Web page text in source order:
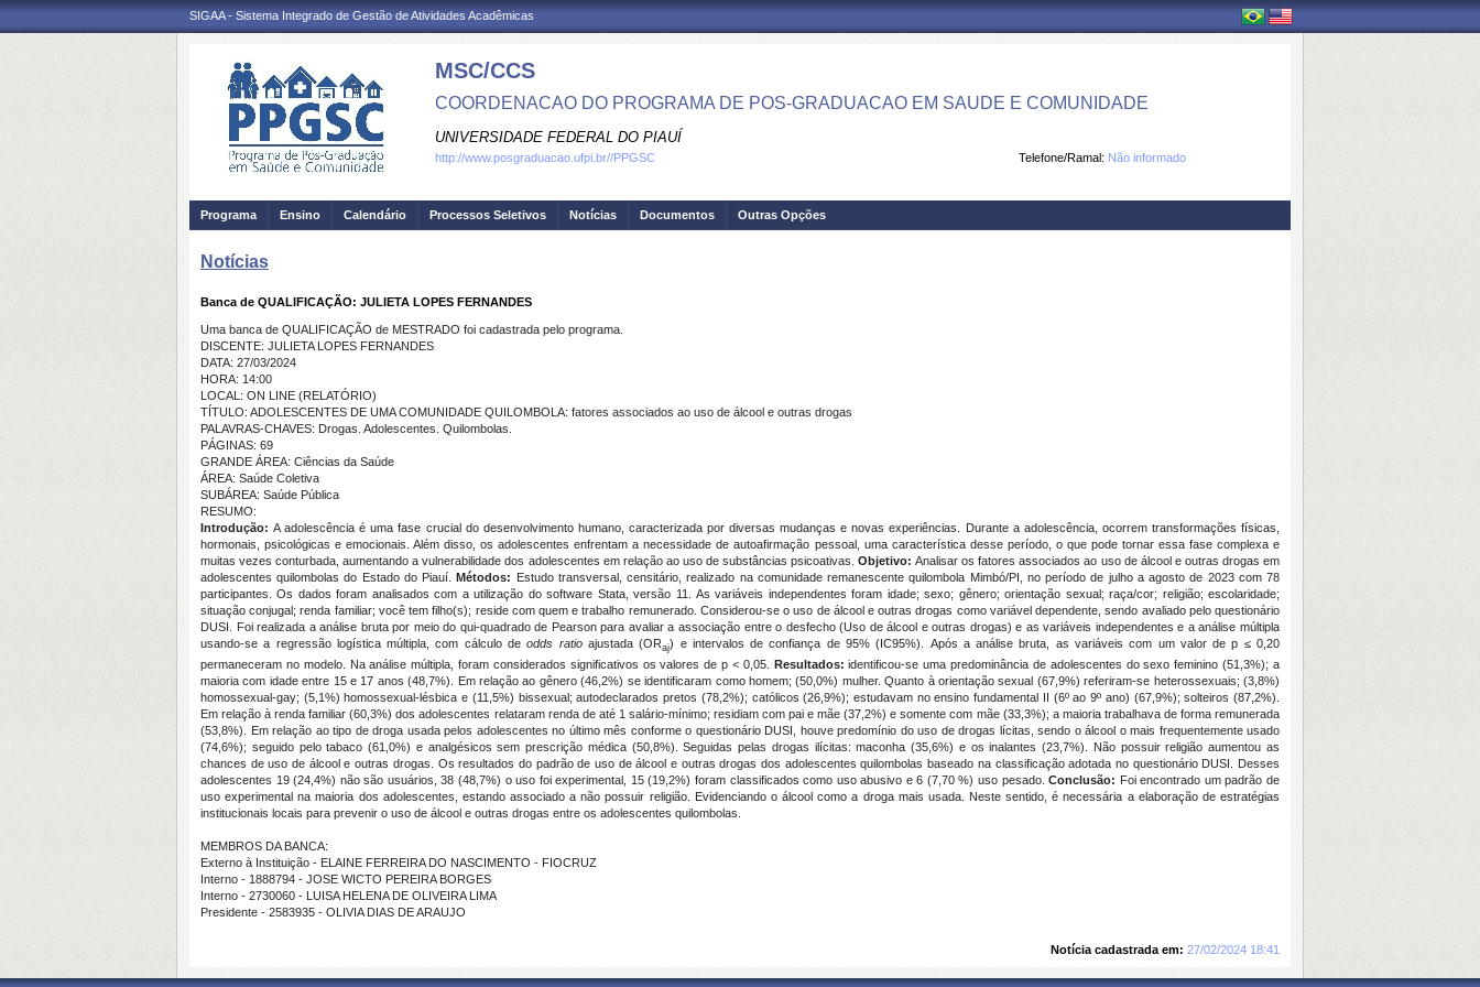
SIGAA - Sistema Integrado de Gestão de Atividades Acadêmicas
MSC/CCS
COORDENACAO DO PROGRAMA DE POS-GRADUACAO EM SAUDE E COMUNIDADE
UNIVERSIDADE FEDERAL DO PIAUÍ
Telefone/Ramal: Não informado
http://www.posgraduacao.ufpi.br//PPGSC
Programa Ensino Calendário Processos Seletivos Notícias Documentos Outras Opções
Notícias
Banca de QUALIFICAÇÃO: JULIETA LOPES FERNANDES
Uma banca de QUALIFICAÇÃO de MESTRADO foi cadastrada pelo programa.
DISCENTE: JULIETA LOPES FERNANDES
DATA: 27/03/2024
HORA: 14:00
LOCAL: ON LINE (RELATÓRIO)
TÍTULO: ADOLESCENTES DE UMA COMUNIDADE QUILOMBOLA: fatores associados ao uso de álcool e outras drogas
PALAVRAS-CHAVES: Drogas. Adolescentes. Quilombolas.
PÁGINAS: 69
GRANDE ÁREA: Ciências da Saúde
ÁREA: Saúde Coletiva
SUBÁREA: Saúde Pública
RESUMO:
Introdução:A adolescência é uma fase crucial do desenvolvimento humano, caracterizada por diversas mudanças e novas experiências. Durante a adolescência, ocorrem transformações físicas,
hormonais, psicológicas e emocionais. Além disso, os adolescentes enfrentam a necessidade de autoafirmação pessoal, uma característica desse período, o que pode tornar essa fase complexa e
muitas vezes conturbada, aumentando a vulnerabilidade dos adolescentes em relação ao uso de substâncias psicoativas.Objetivo:Analisar os fatores associados ao uso de álcool e outras drogas em
adolescentes quilombolas do Estado do Piauí.Métodos: Estudo transversal, censitário, realizado na comunidade remanescente quilombola Mimbó/PI, no período de julho a agosto de 2023 com 78
participantes. Os dados foram analisadoscom a utilização do software Stata, versão 11. As variáveis independentes foram idade; sexo; gênero; orientação sexual; raça/cor; religião; escolaridade;
situação conjugal; renda familiar; você tem filho(s); reside com quem e trabalho remunerado. Considerou-se o uso de álcool e outras drogas como variável dependente, sendo avaliado pelo questionário
DUSI.
Foi realizada a análise bruta por meiodo qui-quadrado de Pearson para avaliar a associação entre o desfecho (Uso de álcool e outras drogas) e as variáveis independentes e aanálise múltipla
usando-se a regressão logística múltipla, com cálculo deodds ratioajustada (ORaj) e intervalos de confiança de 95% (IC95%). Após a análise bruta, as variáveis com um valor de p ≤ 0,20
permaneceram no modelo. Na análise múltipla, foram considerados significativos os valores de p < 0,05. Resultados:identificou-se uma predominância de adolescentes do sexo feminino (51,3%); a
maioria com idade entre 15 e 17 anos (48,7%). Em relação ao gênero (46,2%) se identificaram como homem; (50,0%) mulher. Quanto à orientação sexual (67,9%) referiram-se heterossexuais; (3,8%)
homossexual-gay; (5,1%) homossexual-lésbica e (11,5%) bissexual; autodeclarados pretos (78,2%); católicos (26,9%); estudavam no ensino fundamental II (6º ao 9º ano) (67,9%); solteiros (87,2%).
Em relação à renda familiar (60,3%) dos adolescentes relataram renda de até 1 salário-mínimo; residiam com pai e mãe (37,2%) e somente com mãe (33,3%); a maioria trabalhava de forma remunerada
(53,8%). Em relação ao tipo de droga usada pelos adolescentes no último mês conforme o questionário DUSI, houve predomínio do uso de drogas lícitas, sendo o álcool o mais frequentemente usado
(74,6%); seguido pelo tabaco (61,0%) e analgésicos sem prescrição médica (50,8%). Seguidas pelas drogas ilícitas: maconha (35,6%) e os inalantes (23,7%). Não possuir religião aumentou as
chances de uso de álcool e outras drogas. Os resultados do padrão de uso de álcool e outras drogas dos adolescentes quilombolas baseado na classificação adotada no questionário DUSI. Desses
adolescentes 19 (24,4%) não são usuários, 38 (48,7%) o uso foi experimental, 15 (19,2%) foram classificados como uso abusivo e 6 (7,70 %) uso pesado.Conclusão: Foi encontrado um padrão de
uso experimental na maioria dos adolescentes, estando associado a não possuir religião. Evidenciando o álcool como a droga mais usada. Neste sentido, é necessária a elaboração de estratégias
institucionais locais para prevenir o uso de álcool e outras drogas entre os adolescentes quilombolas.
MEMBROS DA BANCA:
Externo à Instituição - ELAINE FERREIRA DO NASCIMENTO - FIOCRUZ
Interno - 1888794 - JOSE WICTO PEREIRA BORGES
Interno - 2730060 - LUISA HELENA DE OLIVEIRA LIMA
Presidente - 2583935 - OLIVIA DIAS DE ARAUJO
Notícia cadastrada em: 27/02/2024 18:41